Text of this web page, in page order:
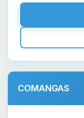
COMANGAS